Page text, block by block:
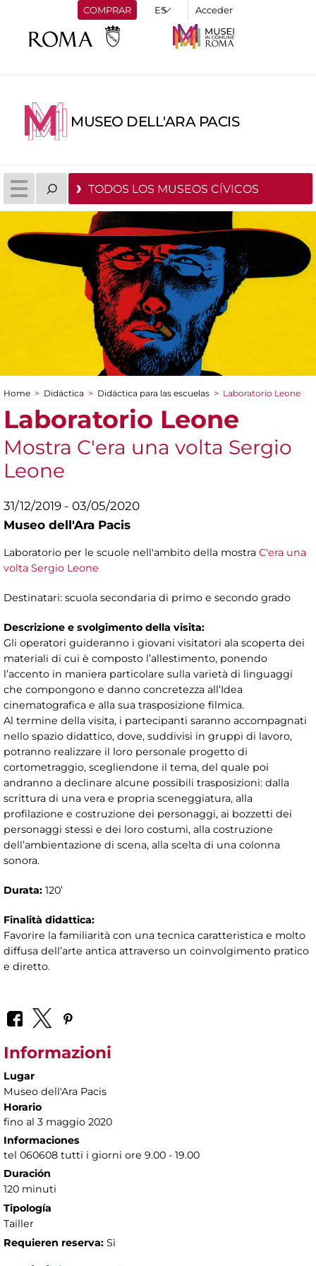
COMPRAR Acceder
MUSEO DELL'ARA PACIS
TODOS LOS MUSEOS CÍVICOS
You are here
Home > Didáctica > Didáctica para las escuelas > Laboratorio Leone
Laboratorio Leone
Mostra C'era una volta Sergio
Leone
31/12/2019 - 03/05/2020
Museo dell'Ara Pacis
Laboratorio per le scuole nell'ambito della mostra C'era una
volta Sergio Leone
Destinatari: scuola secondaria di primo e secondo grado
Descrizione e svolgimento della visita:
Gli operatori guideranno i giovani visitatori ala scoperta dei
materiali di cui è composto l’allestimento, ponendo
l’accento in maniera particolare sulla varietà di linguaggi
che compongono e danno concretezza all’Idea
cinematografica e alla sua trasposizione filmica.
Al termine della visita, i partecipanti saranno accompagnati
nello spazio didattico, dove, suddivisi in gruppi di lavoro,
potranno realizzare il loro personale progetto di
cortometraggio, scegliendone il tema, del quale poi
andranno a declinare alcune possibili trasposizioni: dalla
scrittura di una vera e propria sceneggiatura, alla
profilazione e costruzione dei personaggi, ai bozzetti dei
personaggi stessi e dei loro costumi, alla costruzione
dell’ambientazione di scena, alla scelta di una colonna
sonora.
Durata: 120’
Finalità didattica:
Favorire la familiarità con una tecnica caratteristica e molto
diffusa dell’arte antica attraverso un coinvolgimento pratico
e diretto.
Informazioni
Lugar
Museo dell'Ara Pacis
Horario
fino al 3 maggio 2020
Informaciones
tel 060608 tutti i giorni ore 9.00 - 19.00
Duración
120 minuti
Tipología
Tailler
Requieren reserva: Sì